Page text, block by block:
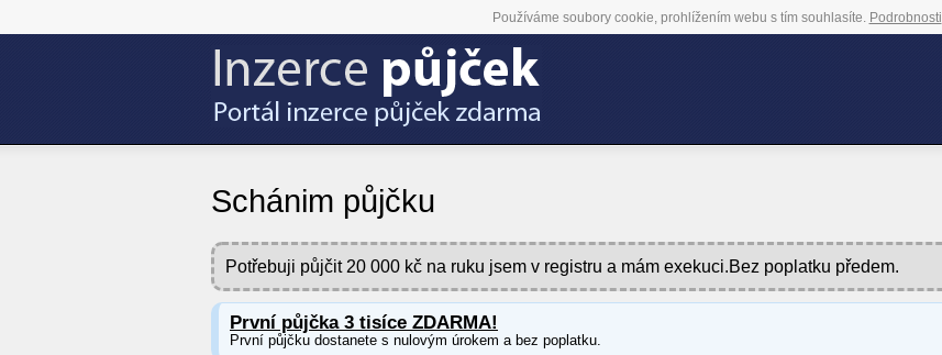
Používáme soubory cookie, prohlížením webu s tím souhlasíte. Podrobnosti
Schánim půjčku
Potřebuji půjčit 20 000 kč na ruku jsem v registru a mám exekuci.Bez poplatku předem.
První půjčka 3 tisíce ZDARMA!
První půjčku dostanete s nulovým úrokem a bez poplatku.